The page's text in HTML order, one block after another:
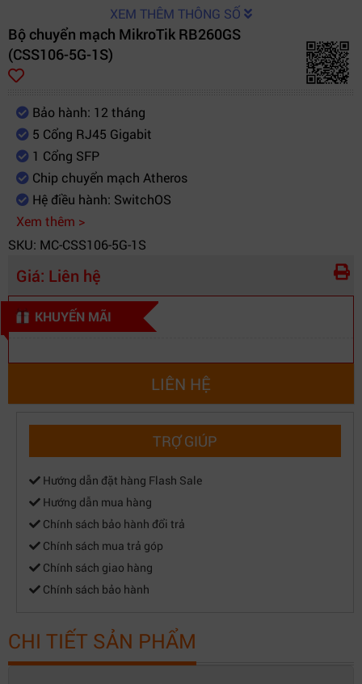
XEM THÊM THÔNG SỐ
Bộ chuyển mạch MikroTik RB260GS
(CSS106-5G-1S)
Bảo hành: 12 tháng
5 Cổng RJ45 Gigabit
1 Cổng SFP
Chip chuyển mạch Atheros
Hệ điều hành: SwitchOS
Xem thêm >
SKU: MC-CSS106-5G-1S
Giá: Liên hệ
KHUYẾN MÃI
LIÊN HỆ
TRỢ GIÚP
Hướng dẫn đặt hàng Flash Sale
Hướng dẫn mua hàng
Chính sách bảo hành đổi trả
Chính sách mua trả góp
Chính sách giao hàng
Chính sách bảo hành
CHI TIẾT SẢN PHẨM